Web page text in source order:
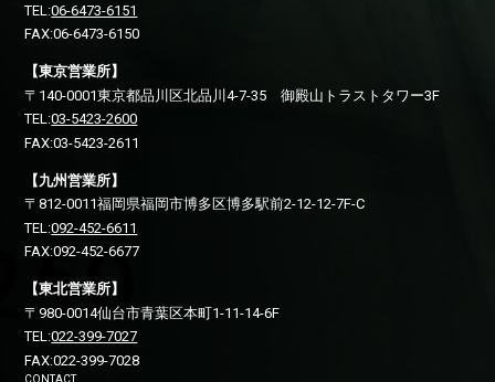
TEL:06-6473-6151
FAX:06-6473-6150
【東京営業所】
〒140-0001東京都品川区北品川4-7-35 御殿山トラストタワー3F
TEL:03-5423-2600
FAX:03-5423-2611
【九州営業所】
〒812-0011福岡県福岡市博多区博多駅前2-12-12-7F-C
TEL:092-452-6611
FAX:092-452-6677
【東北営業所】
〒980-0014仙台市青葉区本町1-11-14-6F
TEL:022-399-7027
FAX:022-399-7028
CONTACT